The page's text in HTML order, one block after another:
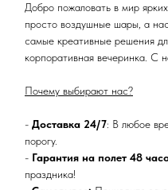
Добро пожаловать в мир
просто воздушные шары, а
самые креативные решения
корпоративная вечеринка. С
Почему выбирают нас?
- Доставка 24/7: В любое
порогу.
- Гарантия на полет 48
праздника!